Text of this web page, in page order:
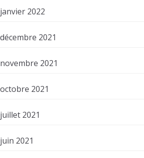
janvier 2022
décembre 2021
novembre 2021
octobre 2021
juillet 2021
juin 2021